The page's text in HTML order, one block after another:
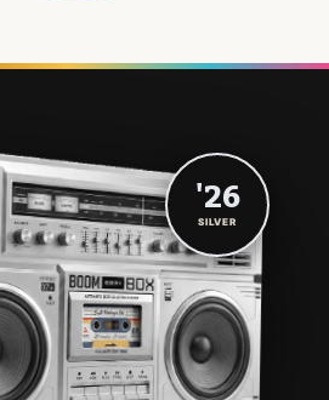
'26
SILVER